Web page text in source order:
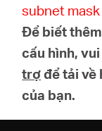
subnet mask
Để biết
cấu hình,
trợ để tải về
của bạn.